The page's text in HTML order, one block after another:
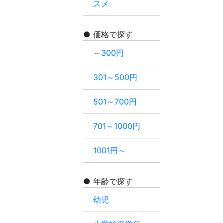
スメ
価格で探す
～300円
301～500円
501～700円
701～1000円
1001円～
年齢で探す
幼児